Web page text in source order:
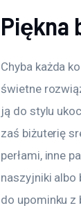
Piękna
Chyba każda
świetne
ją do stylu
zaś biżuterię
perłami, inne
naszyjniki albo
do upominku z